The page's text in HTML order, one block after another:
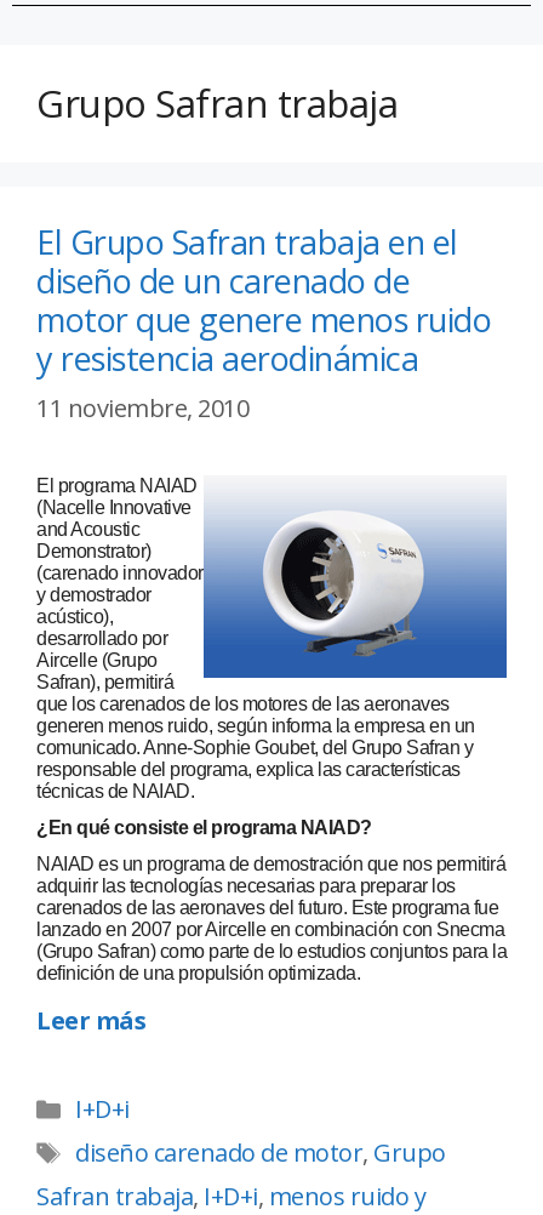
Grupo Safran trabaja
El Grupo Safran trabaja en el
diseño de un carenado de
motor que genere menos ruido
y resistencia aerodinámica
11 noviembre, 2010
El programa NAIAD
(Nacelle Innovative
and Acoustic
Demonstrator)
(carenado innovador
y demostrador
acústico),
desarrollado por
Aircelle (Grupo
Safran), permitirá
que los carenados de los motores de las aeronaves
generen menos ruido, según informa la empresa en un
comunicado. Anne-Sophie Goubet, del Grupo Safran y
responsable del programa, explica las características
técnicas de NAIAD.
¿En qué consiste el programa NAIAD?
NAIAD es un programa de demostración que nos permitirá
adquirir las tecnologías necesarias para preparar los
carenados de las aeronaves del futuro. Este programa fue
lanzado en 2007 por Aircelle en combinación con Snecma
(Grupo Safran) como parte de lo estudios conjuntos para la
definición de una propulsión optimizada.
Leer más
I+D+i
diseño carenado de motor, Grupo
Safran trabaja, I+D+i, menos ruido y